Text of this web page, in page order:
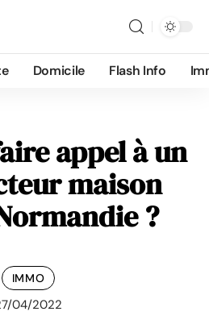
Domicile Flash Info
appel à un
maison
?
IMMO
04/2022